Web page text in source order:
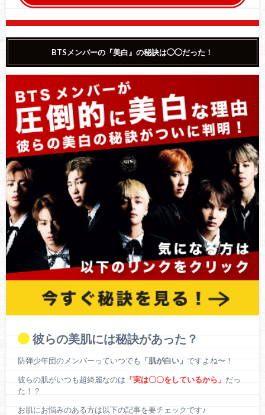
BTSメンバーの『美白』の秘訣は◯◯だった！
彼らの美肌には秘訣があった？
防弾少年団のメンバーっていつでも 「肌が白い」 ですよね〜！
彼らの肌がいつも超綺麗なのは 「実は〇〇をしているから」 だっ
た！？
お肌にお悩みのある方は以下の記事を要チェックです♪